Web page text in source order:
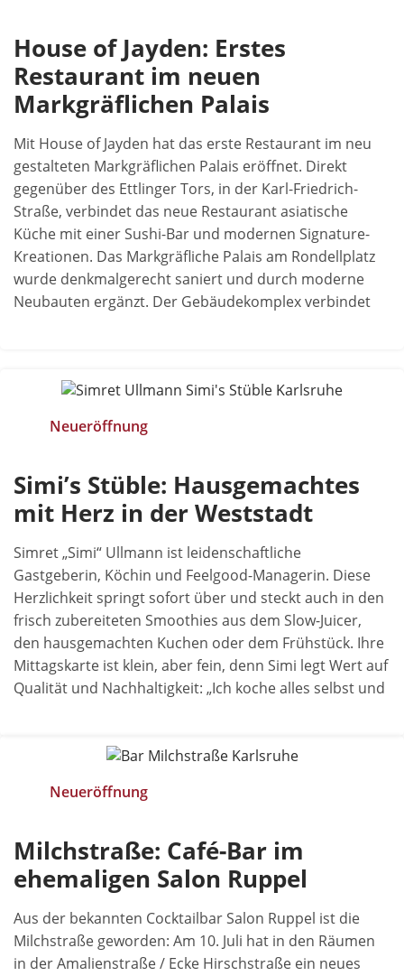
House of Jayden: Erstes
Restaurant im neuen
Markgräflichen Palais
Mit House of Jayden hat das erste Restaurant im neu
gestalteten Markgräflichen Palais eröffnet. Direkt
gegenüber des Ettlinger Tors, in der Karl-Friedrich-
Straße, verbindet das neue Restaurant asiatische
Küche mit einer Sushi-Bar und modernen Signature-
Kreationen. Das Markgräfliche Palais am Rondellplatz
wurde denkmalgerecht saniert und durch moderne
Neubauten ergänzt. Der Gebäudekomplex verbindet
Neueröffnung
Simi’s Stüble: Hausgemachtes
mit Herz in der Weststadt
Simret „Simi“ Ullmann ist leidenschaftliche
Gastgeberin, Köchin und Feelgood-Managerin. Diese
Herzlichkeit springt sofort über und steckt auch in den
frisch zubereiteten Smoothies aus dem Slow-Juicer,
den hausgemachten Kuchen oder dem Frühstück. Ihre
Mittagskarte ist klein, aber fein, denn Simi legt Wert auf
Qualität und Nachhaltigkeit: „Ich koche alles selbst und
Neueröffnung
Milchstraße: Café-Bar im
ehemaligen Salon Ruppel
Aus der bekannten Cocktailbar Salon Ruppel ist die
Milchstraße geworden: Am 10. Juli hat in den Räumen
in der Amalienstraße / Ecke Hirschstraße ein neues